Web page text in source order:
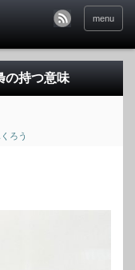
menu
の持つ意味
ろう